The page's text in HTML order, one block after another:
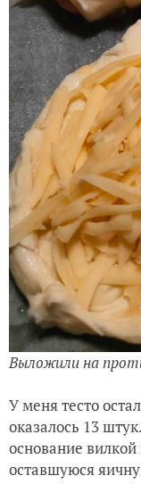
Выложили на
У меня тесто
оказалось 13
основание
оставшуюся